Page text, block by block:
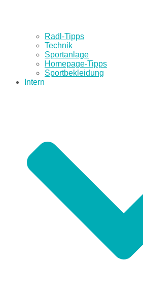
Radl-Tipps
Technik
Sportanlage
Homepage-Tipps
Sportbekleidung
Intern